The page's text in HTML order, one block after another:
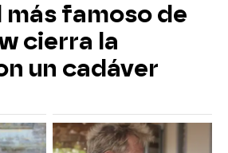
más famoso de
cierra la
un cadáver